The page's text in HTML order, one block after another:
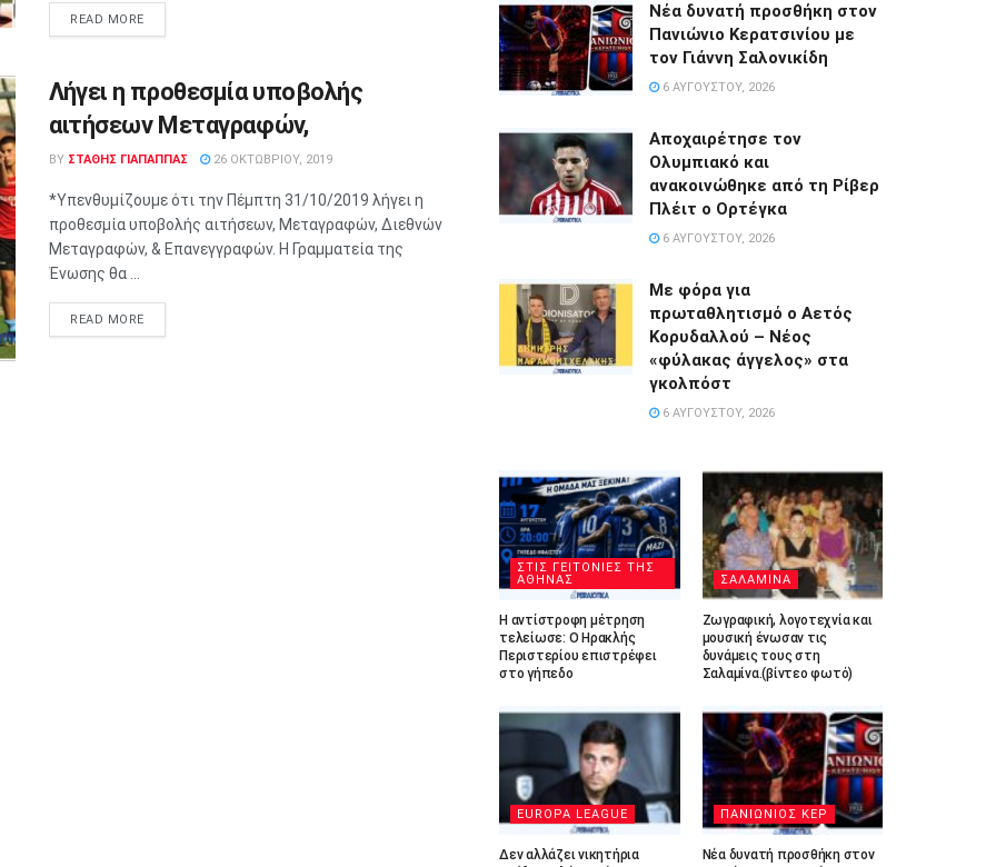
READ MORE
Λήγει η προθεσμία υποβολής
αιτήσεων Μεταγραφών,
BY ΣΤΑΘΗΣ ΓΊΑΠΑΠΠΑΣ 26 ΟΚΤΩΒΡΊΟΥ, 2019
*Υπενθυμίζουμε ότι την Πέμπτη 31/10/2019 λήγει η
προθεσμία υποβολής αιτήσεων, Μεταγραφών, Διεθνών
Μεταγραφών, & Επανεγγραφών. Η Γραμματεία της
Ένωσης θα ...
READ MORE
Νέα δυνατή προσθήκη στον
Πανιώνιο Κερατσινίου με
τον Γιάννη Σαλονικίδη
6 ΑΥΓΟΎΣΤΟΥ, 2026
Αποχαιρέτησε τον
Ολυμπιακό και
ανακοινώθηκε από τη Ρίβερ
Πλέιτ ο Ορτέγκα
6 ΑΥΓΟΎΣΤΟΥ, 2026
Με φόρα για
πρωταθλητισμό ο Αετός
Κορυδαλλού – Νέος
«φύλακας άγγελος» στα
γκολπόστ
6 ΑΥΓΟΎΣΤΟΥ, 2026
ΣΤΙΣ ΓΕΙΤΟΝΙΕΣ ΤΗΣ
ΑΘΗΝΑΣ
Η αντίστροφη μέτρηση
τελείωσε: Ο Ηρακλής
Περιστερίου επιστρέφει
στο γήπεδο
ΣΑΛΑΜΙΝΑ
Ζωγραφική, λογοτεχνία και
μουσική ένωσαν τις
δυνάμεις τους στη
Σαλαμίνα.(βίντεο φωτό)
EUROPA LEAGUE
Δεν αλλάζει νικητήρια
ΠΑΝΙΩΝΙΟΣ ΚΕΡ
Νέα δυνατή προσθήκη στον